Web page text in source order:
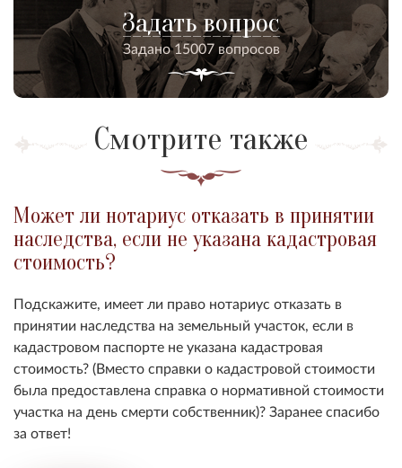
Задать вопрос
Задано 15007 вопросов
Смотрите также
Может ли нотариус отказать в принятии
наследства, если не указана кадастровая
стоимость?
Подскажите, имеет ли право нотариус отказать в
принятии наследства на земельный участок, если в
кадастровом паспорте не указана кадастровая
стоимость? (Вместо справки о кадастровой стоимости
была предоставлена справка о нормативной стоимости
участка на день смерти собственник)? Заранее спасибо
за ответ!